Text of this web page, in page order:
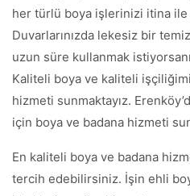
her türlü boya işlerinizi itina ile
Duvarlarınızda lekesiz bir
uzun süre kullanmak
Kaliteli boya ve kaliteli
hizmeti sunmaktayız.
için boya ve badana hizmeti
En kaliteli boya ve badana
tercih edebilirsiniz. İşin ehli